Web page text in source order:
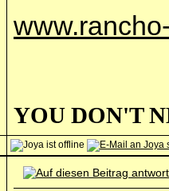
YOU DON'T